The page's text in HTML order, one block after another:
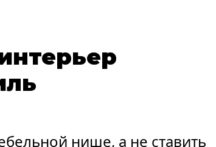
нише, а не ставить